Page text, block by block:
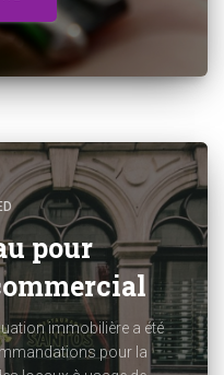
pour
immobilière a été
pour la